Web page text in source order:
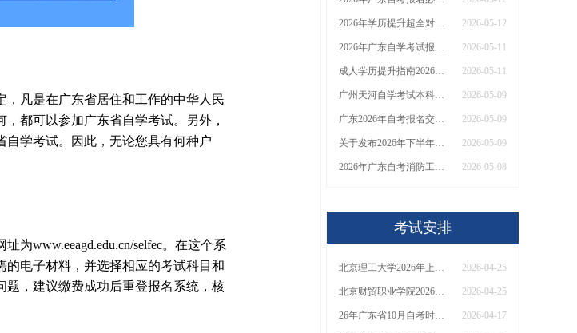
，凡是在广东省居住和工作的中华人民
都可以参加广东省自学考试。另外，
学考试。因此，无论您具有何种户
为www.eeagd.edu.cn/selfec。在这个系
电子材料，并选择相应的考试科目和
题，建议缴费成功后重登报名系统，核
2026年学历提升超全对比：成考VS自考VS国开区别详解！附报名指南与避坑要点 2026-05-12
2026年广东自学考试报名入口及流程是啥？怎么报名 2026-05-11
成人学历提升指南2026：成考VS自考Vs国开 2026-05-11
广州天河自学考试本科报名入口及流程2026下 2026-05-09
广东2026年自考报名交多少钱？几年能毕业？ 2026-05-09
关于发布2026年下半年高等教育自学考试报考简章的公告 2026-05-09
2026年广东自考消防工程报名条件及报考方式全解析，一文搞定！ 2026-05-08
考试安排
北京理工大学2026年上半年自学考试实践类课程考核安排 2026-04-25
北京财贸职业学院2026年上半年自学考试实践类课程考试安排 2026-04-25
26年广东省10月自考时间是多少 2026-04-17